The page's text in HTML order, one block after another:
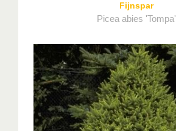
Fijnspar
Picea abies 'Tompa'